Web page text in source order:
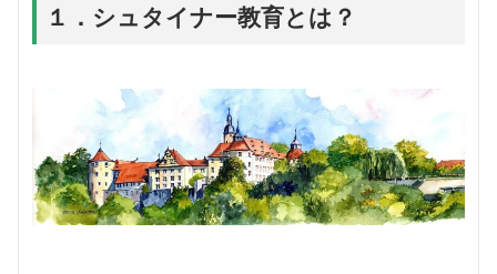
１．シュタイナー教育とは？